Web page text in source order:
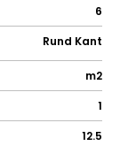
6
Rund Kant
m2
1
12.5